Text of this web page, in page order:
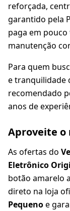
reforçada,
garantido pela
paga em
manutenção
Para quem
e tranquilidade
recomendado
anos de
Aproveite o
As ofertas do
Eletrônico
botão amarelo
direto na loja
Pequenoe